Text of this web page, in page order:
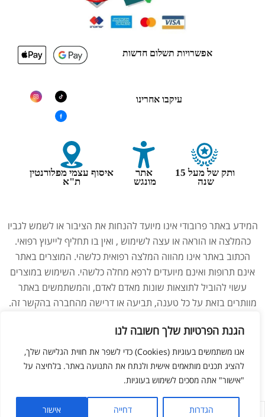
הגנת הפרטיות שלך חשובה לנו
אנו משתמשים בעוגיות (Cookies) כדי לשפר את חווית הגלישה שלך,
להציג תכנים מותאמים אישית ולנתח את התנועה באתר. בלחיצה על
"אישור" אתה מסכים לשימוש בעוגיות.
הגדרות דחייה אישור
אפשרויות תשלום חדשות
עיקבו אחרינו
ותק של מעל 15
שנה
אתר
מונגש
איסוף עצמי מפלורנטין
ת"א
המידע באתר פרובודי אינו מיועד להנחות את הציבור או לשמש לגביו
כהמלצה או הוראה או עצה לשימוש , ואין בו תחליף לייעוץ רפואי.
הכתוב באתר אינו מהווה המלצה רפואית כלשהי. המוצרים באתר
אינם תרופות ואינם מיועדים לרפא מחלה כלשהי. השימוש במוצרים
עשוי להוביל לתוצאות שונות מאדם לאדם, והמשתמשים באתר
מוותרים בזאת על כל טענה, תביעה או דרישה מהחברה בהקשר זה.
ברופא לפני השימוש במוצרים. התמונות באתר הן להמחשה בלבד.
צריכים עזרה מנציג?